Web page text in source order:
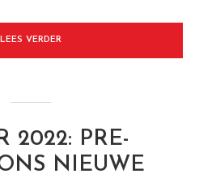
LEES VERDER
2022: PRE-
NIEUWE